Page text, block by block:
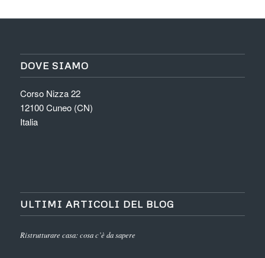
DOVE SIAMO
Corso Nizza 22
12100 Cuneo (CN)
Italia
ULTIMI ARTICOLI DEL BLOG
Ristrutturare casa: cosa c’è da sapere